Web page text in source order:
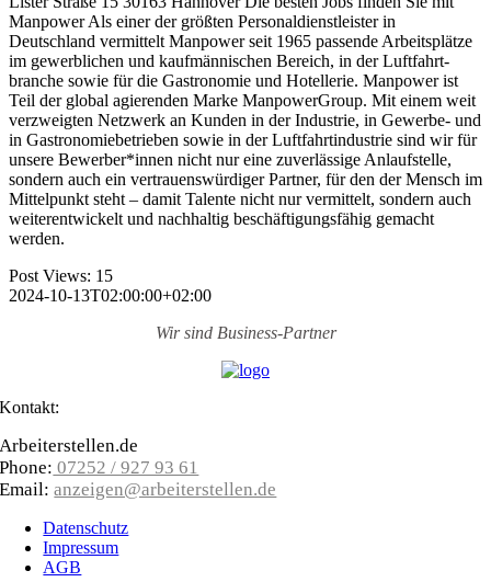
Manpower Als einer der größten Personal­dienst­leister in
Deutschland vermittelt Manpower seit 1965 passende Arbeits­plätze
im gewerblichen und kaufmännischen Bereich, in der Luftfahrt­
branche sowie für die Gastronomie und Hotellerie. Manpower ist
Teil der global agierenden Marke ManpowerGroup. Mit einem weit
verzweigten Netzwerk an Kunden in der Industrie, in Gewerbe- und
in Gastronomie­betrieben sowie in der Luftfahrt­industrie sind wir für
unsere Bewerber­*innen nicht nur eine zuverlässige Anlauf­stelle,
sondern auch ein vertrauens­würdiger Partner, für den der Mensch im
Mittelpunkt steht – damit Talente nicht nur vermittelt, sondern auch
weiter­entwickelt und nachhaltig beschäftigungs­fähig gemacht
werden.
Post Views: 15
2024-10-13T02:00:00+02:00
Wir sind Business-Partner
Kontakt:
Arbeiterstellen.de
Phone: 07252 / 927 93 61
Email:anzeigen@arbeiterstellen.de
Datenschutz
Impressum
AGB